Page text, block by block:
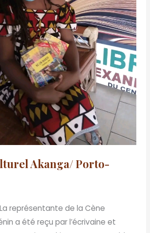
Akanga/ Porto-
représentante de la Cène
a été reçu par l’écrivaine et